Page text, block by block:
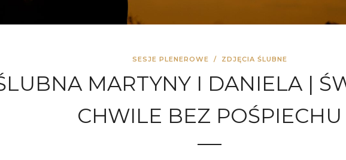
SESJE PLENEROWE / ZDJĘCIA ŚLUBNE
MARTYNY I DANIELA |
CHWILE BEZ POŚPIECHU